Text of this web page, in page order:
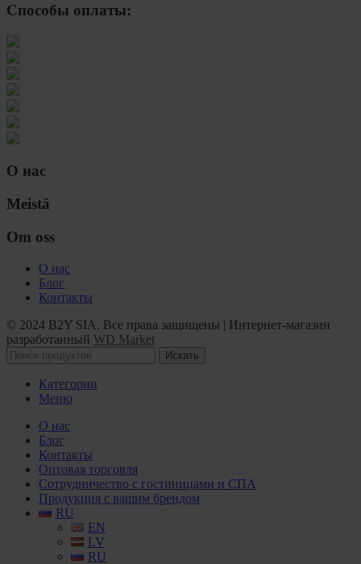
Способы оплаты:
О нас
Meistä
Om oss
О нас
Блог
Контакты
© 2024 B2Y SIA. Все права защищены | Интернет-магазин
разработанный WD Market
Искать
Категории
Меню
О нас
Блог
Контакты
Оптовая торговля
Сотрудничество с гостиницами и СПА
Продукция с вашим брендом
RU
EN
LV
RU